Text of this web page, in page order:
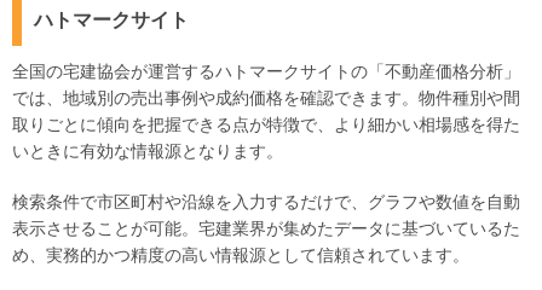
ハトマークサイト
全国の宅建協会が運営するハトマークサイトの「不動産価格分析」
では、地域別の売出事例や成約価格を確認できます。物件種別や間
取りごとに傾向を把握できる点が特徴で、より細かい相場感を得た
いときに有効な情報源となります。
検索条件で市区町村や沿線を入力するだけで、グラフや数値を自動
表示させることが可能。宅建業界が集めたデータに基づいているた
め、実務的かつ精度の高い情報源として信頼されています。